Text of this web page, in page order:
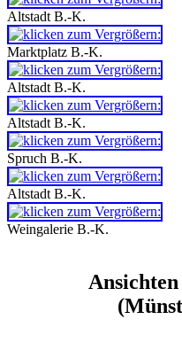
Altstadt B.-K.
Marktplatz B.-K.
Altstadt B.-K.
Altstadt B.-K.
Spruch B.-K.
Altstadt B.-K.
Weingalerie B.-K.